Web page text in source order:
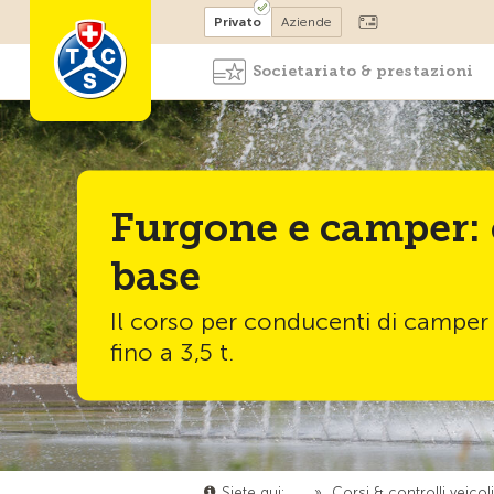
Diventare socio
Privato Aziende
Societariato & prestazioni
Furgone e camper:
base
Il corso per conducenti di
fino a 3,5 t.